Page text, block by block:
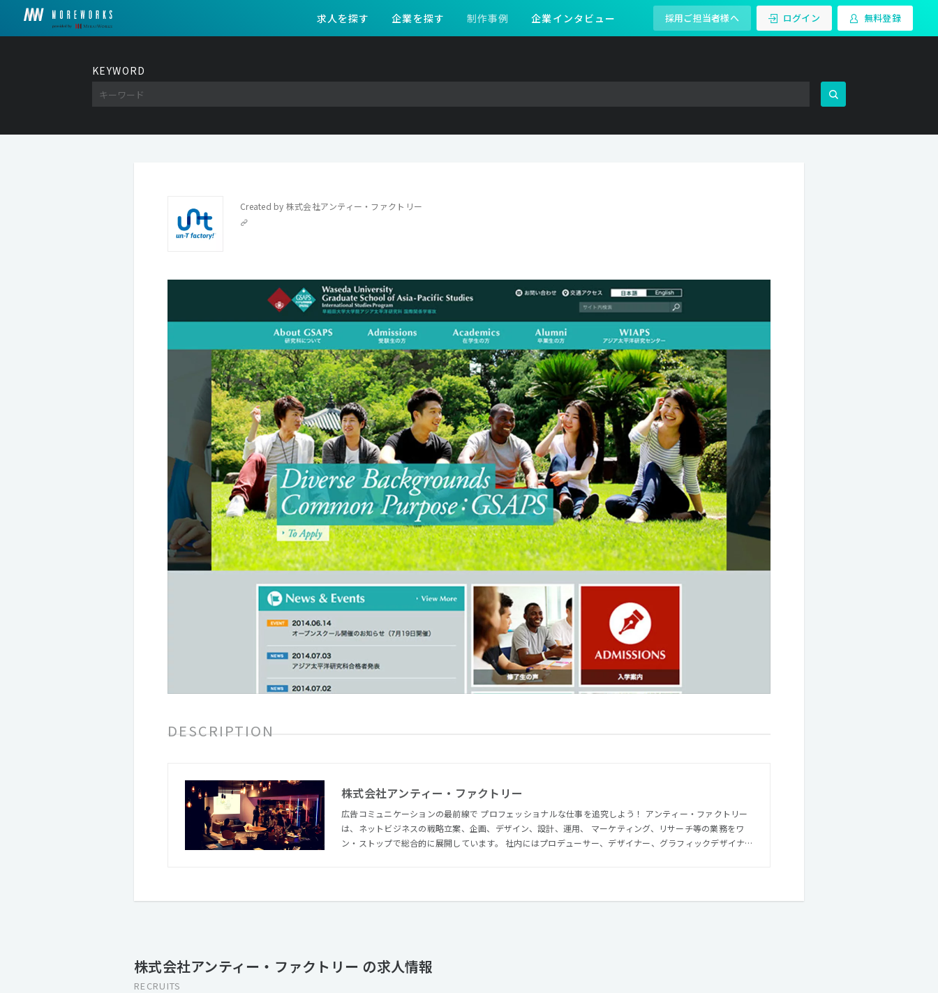
求人を探す 企業を探す 制作事例 企業インタビュー 採用ご担当者様へ ログイン 無料登録
KEYWORD
Created by 株式会社アンティー・ファクトリー
DESCRIPTION
株式会社アンティー・ファクトリー
広告コミュニケーションの最前線で プロフェッショナルな仕事を追究しよう！ アンティー・ファクトリー
は、ネットビジネスの戦略立案、企画、デザイン、設計、運用、 マーケティング、リサーチ等の業務をワ
ン・ストップで総合的に展開しています。 社内にはプロデューサー、デザイナー、グラフィックデザイナ
株式会社アンティー・ファクトリー の求人情報
RECRUITS